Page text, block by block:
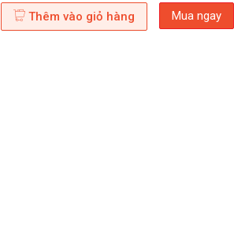
Thêm vào giỏ hàng Mua ngay